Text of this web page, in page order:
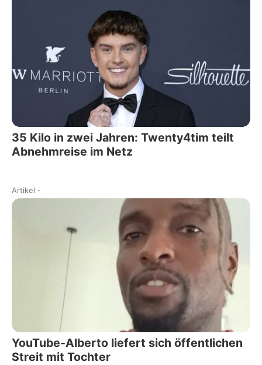
35 Kilo in zwei Jahren: Twenty4tim teilt
Abnehmreise im Netz
Artikel -
YouTube-Alberto liefert sich öffentlichen
Streit mit Tochter